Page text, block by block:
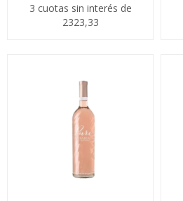
3 cuotas sin interés de
2323,33